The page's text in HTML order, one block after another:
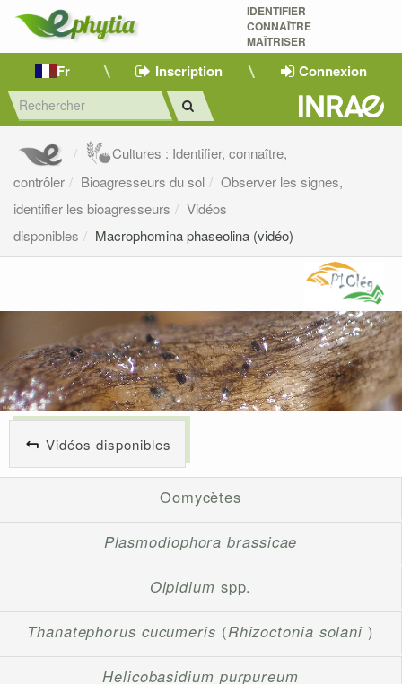
IDENTIFIER
CONNAÎTRE
MAÎTRISER
Fr Inscription Connexion
Cultures : Identifier, connaître,
contrôler
Bioagresseurs du sol
Observer les signes,
identifier les bioagresseurs
Vidéos
disponibles
Macrophomina phaseolina (vidéo)
Vidéos disponibles
Oomycètes
Plasmodiophora brassicae
Olpidium spp.
Thanatephorus cucumeris (Rhizoctonia solani )
Helicobasidium purpureum